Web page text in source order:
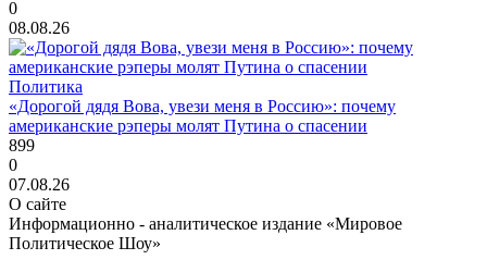
0
08.08.26
Политика
«Дорогой дядя Вова, увези меня в Россию»: почему
американские рэперы молят Путина о спасении
899
0
07.08.26
О сайте
Информационно - аналитическое издание «Мировое
Политическое Шоу»